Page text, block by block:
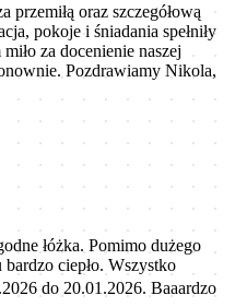
oraz szczegółową
pokoje i śniadania spełniły
za docenienie naszej
Pozdrawiamy Nikola,
łóżka. Pomimo dużego
ciepło. Wszystko
do 20.01.2026. Baaardzo